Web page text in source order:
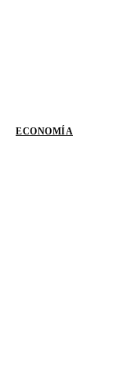
ECONOMÍA